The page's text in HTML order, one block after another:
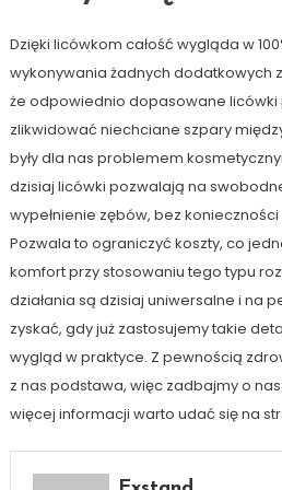
Dzięki licówkom całość wygląda w
wykonywania żadnych dodatkowych
że odpowiednio dopasowane
zlikwidować niechciane szpary
były dla nas problemem
dzisiaj licówki pozwalają na
wypełnienie zębów, bez
Pozwala to ograniczyć koszty, co
komfort przy stosowaniu tego typu
działania są dzisiaj uniwersalne i na
zyskać, gdy już zastosujemy takie
wygląd w praktyce. Z pewnością
z nas podstawa, więc zadbajmy o
więcej informacji warto udać się na